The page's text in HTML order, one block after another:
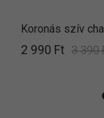
Koronás szív
2 990 Ft 3 390